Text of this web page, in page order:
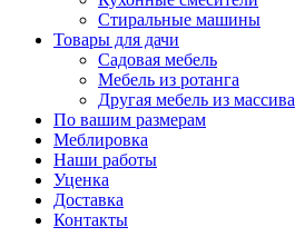
Стиральные машины
Товары для дачи
Садовая мебель
Мебель из ротанга
Другая мебель из массива
По вашим размерам
Меблировка
Наши работы
Уценка
Доставка
Контакты